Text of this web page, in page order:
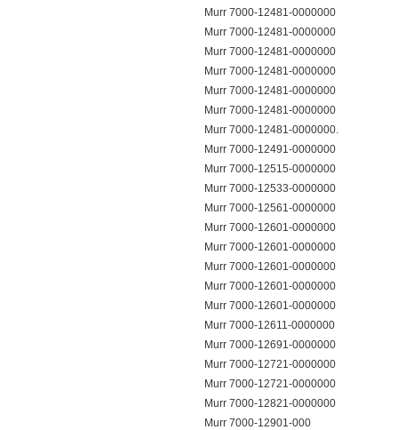
Murr 7000-12481-0000000
Murr 7000-12481-0000000
Murr 7000-12481-0000000
Murr 7000-12481-0000000
Murr 7000-12481-0000000
Murr 7000-12481-0000000
Murr 7000-12481-0000000.
Murr 7000-12491-0000000
Murr 7000-12515-0000000
Murr 7000-12533-0000000
Murr 7000-12561-0000000
Murr 7000-12601-0000000
Murr 7000-12601-0000000
Murr 7000-12601-0000000
Murr 7000-12601-0000000
Murr 7000-12601-0000000
Murr 7000-12611-0000000
Murr 7000-12691-0000000
Murr 7000-12721-0000000
Murr 7000-12721-0000000
Murr 7000-12821-0000000
Murr 7000-12901-000